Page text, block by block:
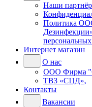
Наши
Политика
Интернет магазин
О нас
ООО Фирма
ТВЗ «СЦД»,
Контакты
Вакансии